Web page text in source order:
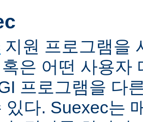
지원 프로그램을
은 어떤 사용자
프로그램을 다
있다. Suexec는